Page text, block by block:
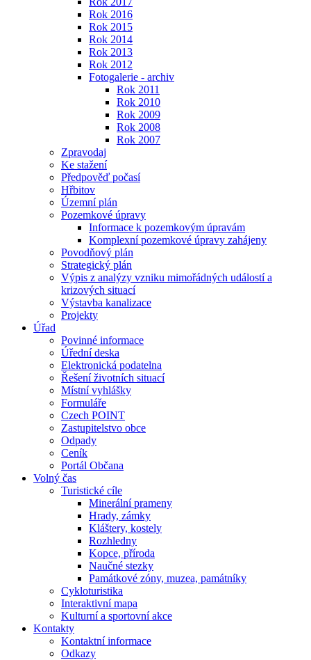
Rok 2016
Rok 2015
Rok 2014
Rok 2013
Rok 2012
Fotogalerie - archiv
Rok 2011
Rok 2010
Rok 2009
Rok 2008
Rok 2007
Zpravodaj
Ke stažení
Předpověď počasí
Hřbitov
Územní plán
Pozemkové úpravy
Informace k pozemkovým úpravám
Komplexní pozemkové úpravy zahájeny
Povodňový plán
Strategický plán
Výpis z analýzy vzniku mimořádných událostí a
krizových situací
Výstavba kanalizace
Projekty
Úřad
Povinné informace
Úřední deska
Elektronická podatelna
Řešení životních situací
Místní vyhlášky
Formuláře
Czech POINT
Zastupitelstvo obce
Odpady
Ceník
Portál Občana
Volný čas
Turistické cíle
Minerální prameny
Hrady, zámky
Kláštery, kostely
Rozhledny
Kopce, příroda
Naučné stezky
Památkové zóny, muzea, památníky
Cykloturistika
Interaktivní mapa
Kulturní a sportovní akce
Kontakty
Kontaktní informace
Odkazy